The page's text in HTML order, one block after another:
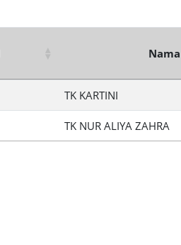
TK KARTINI
TK NUR ALIYA ZAHRA